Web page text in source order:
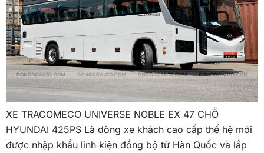
XE TRACOMECO UNIVERSE NOBLE EX 47 CHỖ
HYUNDAI 425PS Là dòng xe khách cao cấp thế hệ mới
được nhập khẩu linh kiện đồng bộ từ Hàn Quốc và lắp